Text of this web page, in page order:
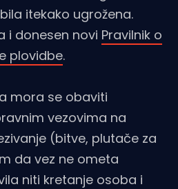
itekako ugrožena.
i donesen novi Pravilnik o
plovidbe.
mora se obaviti
vezovima na
(bitve, plutače za
da vez ne ometa
niti kretanje osoba i